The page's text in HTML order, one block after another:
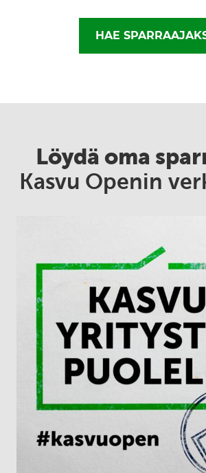
HAE
Löydä oma
Kasvu Openin